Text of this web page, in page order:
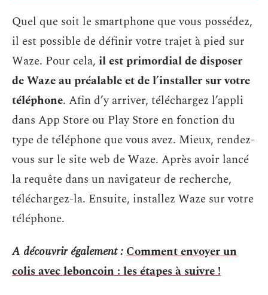
Quel que soit le smartphone que vous possédez,
il est possible de définir votre trajet à pied sur
Waze. Pour cela, il est primordial de disposer
de Waze au préalable et de l’installer sur votre
téléphone. Afin d’y arriver, téléchargez l’appli
dans App Store ou Play Store en fonction du
type de téléphone que vous avez. Mieux, rendez-
vous sur le site web de Waze. Après avoir lancé
la requête dans un navigateur de recherche,
téléchargez-la. Ensuite, installez Waze sur votre
téléphone.
A découvrir également :Comment envoyer un
colis avec leboncoin : les étapes à suivre !